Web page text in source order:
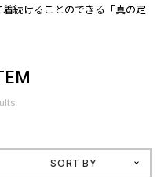
続けることのできる「真の定
SORT BY